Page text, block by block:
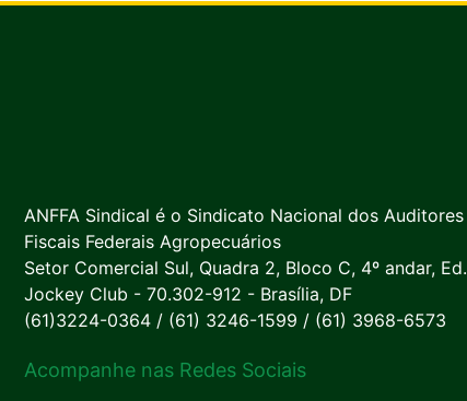
ANFFA Sindical é o Sindicato Nacional dos Auditores
Fiscais Federais Agropecuários
Setor Comercial Sul, Quadra 2, Bloco C, 4º andar, Ed.
Jockey Club - 70.302-912 - Brasília, DF
(61)3224-0364 / (61) 3246-1599 / (61) 3968-6573
Acompanhe nas Redes Sociais